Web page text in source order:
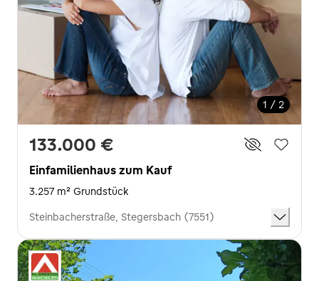
1 / 2
133.000 €
Einfamilienhaus zum Kauf
3.257 m² Grundstück
Steinbacherstraße, Stegersbach (7551)